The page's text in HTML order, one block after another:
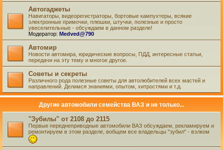
Автогаджеты
Навигаторы, видеорегистраторы, бортовые кампухтеры, всякие
электронные примочки, плюшки, штучки, полезные и просто
увеселительные - обсуждаем в данном разделе!
Модератор: Medved@790
Автомир
Новости автомира, юридические вопросы, ПДД, интересные статьи,
передачи на эту тему и многое другое.
Советы и секреты
Различного рода полезные советы для автолюбителей всех мастей и
направлений. Делимся знаниями, опытом, хитростями и т.д.
Другие автомобили семейства ВАЗ и не только...
"Зубилы" от 2108 до 2115
Первые переднеприводные автомобили ВАЗ обсуждаем, рекламируем и
ремонтируем в этом разделе, вобщем все владельцы "зубил" - вэлком